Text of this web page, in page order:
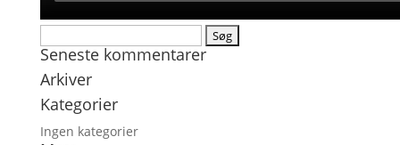
efter:
Seneste kommentarer
Arkiver
Kategorier
Ingen kategorier